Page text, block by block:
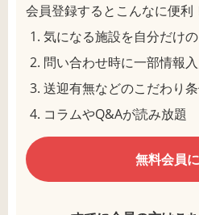
会員登録するとこんなに便利
気になる施設を自分だけ
問い合わせ時に一部情報
送迎有無などのこだわり
コラムやQ&Aが読み放題
無料会員